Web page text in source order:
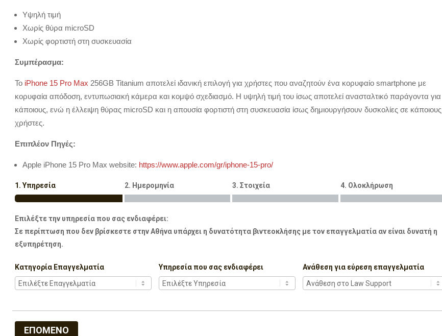
Υψηλή τιμή
Χωρίς θύρα microSD
Χωρίς φορτιστή στη συσκευασία
Συμπέρασμα:
Το iPhone 15 Pro Max 256GB Titanium αποτελεί ιδανική επιλογή για χρήστες που αναζητούν ένα κορυφαίο smartphone με
κορυφαία απόδοση, εντυπωσιακή κάμερα και κομψό σχεδιασμό. Η υψηλή τιμή του ίσως αποτελεί ανασταλτικό παράγοντα για
κάποιους, ενώ η έλλειψη θύρας microSD και η απουσία φορτιστή στη συσκευασία ίσως δημιουργήσουν δυσκολίες σε κάποιους
χρήστες.
Επιπλέον Πηγές:
Apple iPhone 15 Pro Max website: https://www.apple.com/gr/iphone-15-pro/
1. Υπηρεσία 2. Ημερομηνία 3. Στοιχεία 4. Ολοκλήρωση
Επιλέξτε την υπηρεσία που σας ενδιαφέρει:
Σε περίπτωση που δεν βρίσκεστε στην Αθήνα υπάρχει η δυνατότητα βιντεοκλήσης με τον επαγγελματία αν είναι δυνατή η
εξυπηρέτηση.
Κατηγορία Επαγγελματία Υπηρεσία που σας ενδιαφέρει Ανάθεση για εύρεση επαγγελματία
ΕΠΟΜΕΝΟ